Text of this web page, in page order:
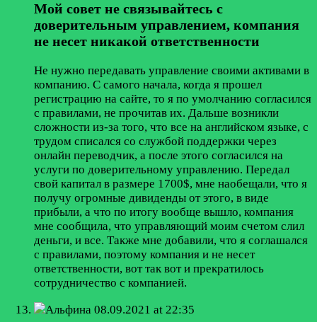
Мой совет не связывайтесь с
доверительным управлением, компания
не несет никакой ответственности
Не нужно передавать управление своими активами в
компанию. С самого начала, когда я прошел
регистрацию на сайте, то я по умолчанию согласился
с правилами, не прочитав их. Дальше возникли
сложности из-за того, что все на английском языке, с
трудом списался со службой поддержки через
онлайн переводчик, а после этого согласился на
услуги по доверительному управлению. Передал
свой капитал в размере 1700$, мне наобещали, что я
получу огромные дивиденды от этого, в виде
прибыли, а что по итогу вообще вышло, компания
мне сообщила, что управляющий моим счетом слил
деньги, и все. Также мне добавили, что я соглашался
с правилами, поэтому компания и не несет
ответственности, вот так вот и прекратилось
сотрудничество с компанией.
Альфина 08.09.2021 at 22:35